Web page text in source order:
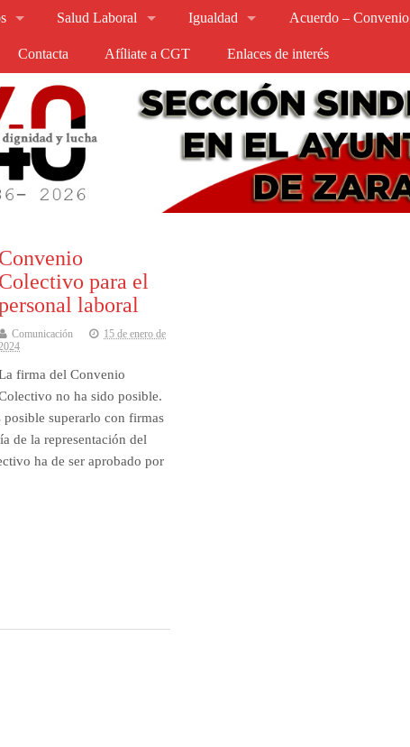
Salud Laboral Igualdad Acuerdo – Convenio
Contacta Afíliate a CGT Enlaces de interés
Convenio
Colectivo para el
laboral
Comunicación
15 de enero de
firma del Convenio
no ha sido posible.
posible superarlo con firmas
de la representación del
ha de ser aprobado por